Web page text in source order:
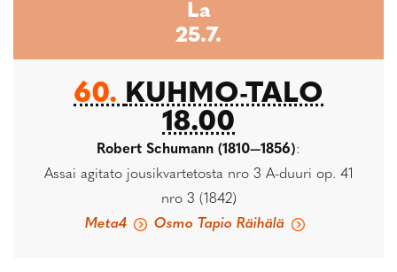
La
25.7.
60. KUHMO-TALO
18.00
Robert Schumann (1810—1856):
Assai agitato jousikvartetosta nro 3 A-duuri op. 41
nro 3 (1842)
Meta4
Osmo Tapio Räihälä